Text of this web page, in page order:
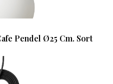
Pendel Ø25 Cm. Sort